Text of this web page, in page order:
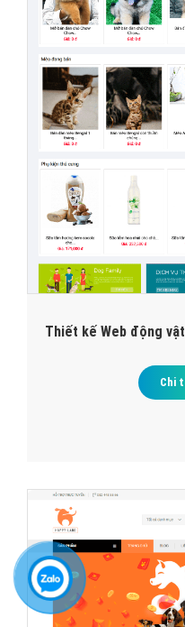
Thiết kế Web động
Chi